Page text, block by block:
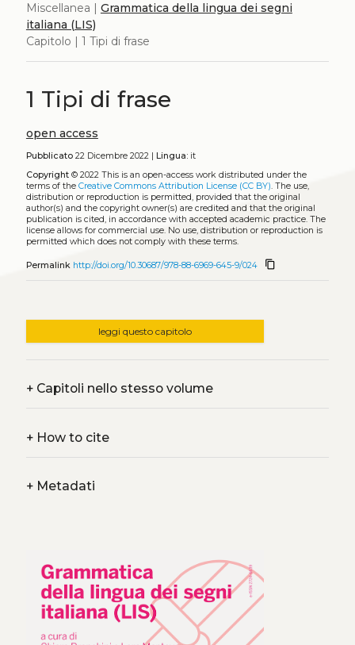
Miscellanea | Grammatica della lingua dei segni
italiana (LIS)
Capitolo | 1 Tipi di frase
1 Tipi di frase
open access
Pubblicato22 Dicembre 2022 | Lingua:it
Copyright© 2022 This is an open-access work distributed under the
terms of the Creative Commons Attribution License (CC BY). The use,
distribution or reproduction is permitted, provided that the original
author(s) and the copyright owner(s) are credited and that the original
publication is cited, in accordance with accepted academic practice. The
license allows for commercial use. No use, distribution or reproduction is
permitted which does not comply with these terms.
Permalink http://doi.org/10.30687/978-88-6969-645-9/024 content_copy
leggi questo capitolo
+Capitoli nello stesso volume
+How to cite
+Metadati